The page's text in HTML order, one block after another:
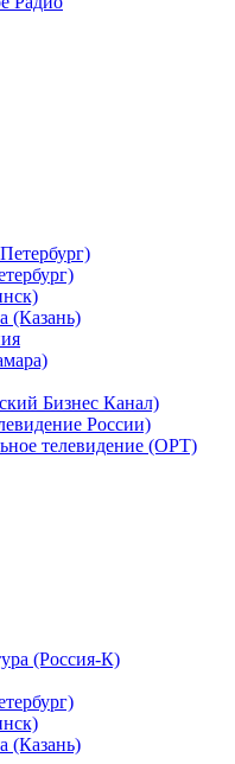
(Казань)
Бизнес Канал)
России)
телевидение (ОРТ)
(Россия-К)
(Казань)